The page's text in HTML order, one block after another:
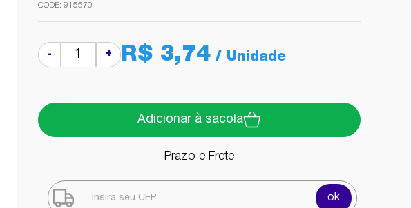
915570
- + R$ 3,74
Adicionar à sacola
Prazo e Frete
ok